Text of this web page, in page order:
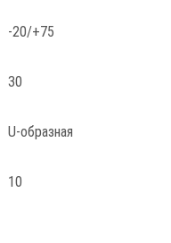
-20/+75
30
U-образная
10